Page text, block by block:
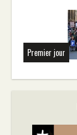
Premier jour